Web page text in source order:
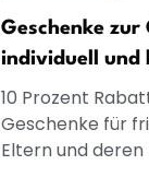
Geschenke zur
individuell und
10 Prozent
Geschenke für
Eltern und deren